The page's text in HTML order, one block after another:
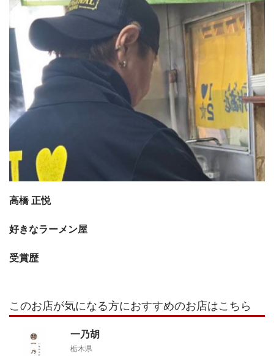
高橋 正悦
好きなラーメン屋
受賞歴
このお店が気になる方におすすめのお店はこちら
一乃胡
栃木県